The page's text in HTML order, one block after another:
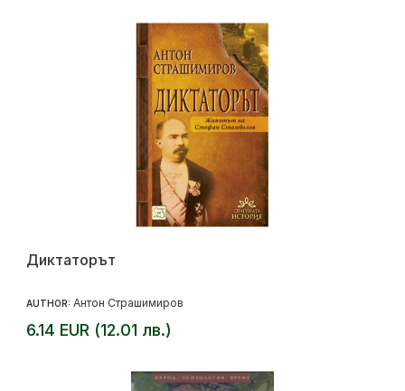
Диктаторът
AUTHOR: Антон Страшимиров
6.14 EUR (12.01 лв.)